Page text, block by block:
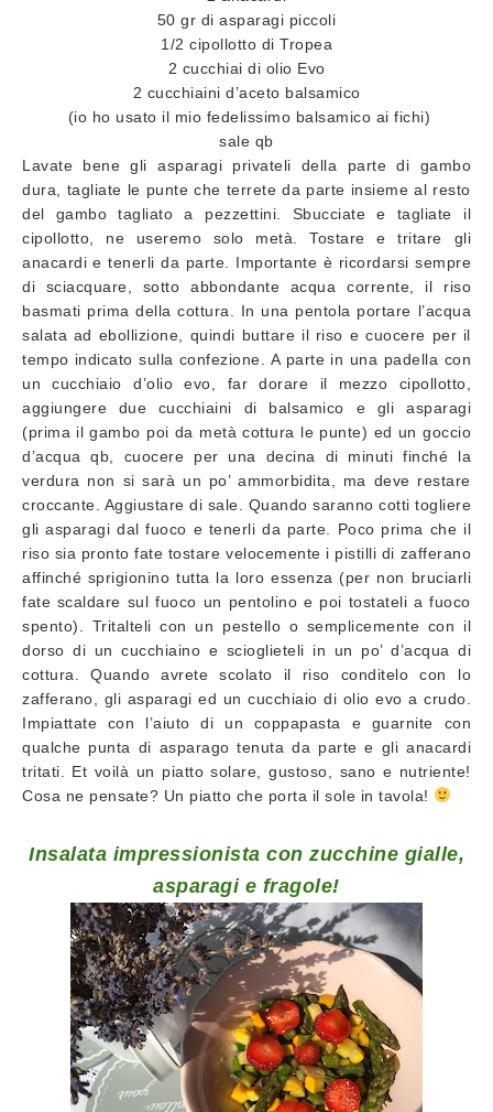
50 gr di asparagi piccoli
1/2 cipollotto di Tropea
2 cucchiai di olio Evo
2 cucchiaini d’aceto balsamico
(io ho usato il mio fedelissimo balsamico ai fichi)
sale qb
Lavate bene gli asparagi privateli della parte di gambo
dura, tagliate le punte che terrete da parte insieme al resto
del gambo tagliato a pezzettini. Sbucciate e tagliate il
cipollotto, ne useremo solo metà. Tostare e tritare gli
anacardi e tenerli da parte. Importante è ricordarsi sempre
di sciacquare, sotto abbondante acqua corrente, il riso
basmati prima della cottura. In una pentola portare l’acqua
salata ad ebollizione, quindi buttare il riso e cuocere per il
tempo indicato sulla confezione. A parte in una padella con
un cucchiaio d’olio evo, far dorare il mezzo cipollotto,
aggiungere due cucchiaini di balsamico e gli asparagi
(prima il gambo poi da metà cottura le punte) ed un goccio
d’acqua qb, cuocere per una decina di minuti finché la
verdura non si sarà un po’ ammorbidita, ma deve restare
croccante. Aggiustare di sale. Quando saranno cotti togliere
gli asparagi dal fuoco e tenerli da parte. Poco prima che il
riso sia pronto fate tostare velocemente i pistilli di zafferano
affinché sprigionino tutta la loro essenza (per non bruciarli
fate scaldare sul fuoco un pentolino e poi tostateli a fuoco
spento). Tritalteli con un pestello o semplicemente con il
dorso di un cucchiaino e scioglieteli in un po’ d’acqua di
cottura. Quando avrete scolato il riso conditelo con lo
zafferano, gli asparagi ed un cucchiaio di olio evo a crudo.
Impiattate con l’aiuto di un coppapasta e guarnite con
qualche punta di asparago tenuta da parte e gli anacardi
tritati. Et voilà un piatto solare, gustoso, sano e nutriente!
Cosa ne pensate? Un piatto che porta il sole in tavola!
Insalata impressionista con zucchine gialle,
asparagi e fragole!